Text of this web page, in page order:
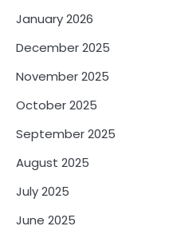
January 2026
December 2025
November 2025
October 2025
September 2025
August 2025
July 2025
June 2025